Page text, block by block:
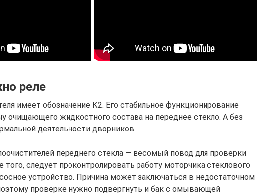
реле
имеет обозначение К2. Его стабильное функционирование
очищающего жидкостного состава на переднее стекло. А без
деятельности дворников.
переднего стекла — весомый повод для проверки
того, следует проконтролировать работу моторчика стеклового
устройство. Причина может заключаться в недостаточном
проверке нужно подвергнуть и бак с омывающей